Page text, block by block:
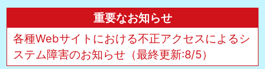
重要なお知らせ
各種Webサイトにおける不正アクセスによるシ
ステム障害のお知らせ（最終更新:8/5）